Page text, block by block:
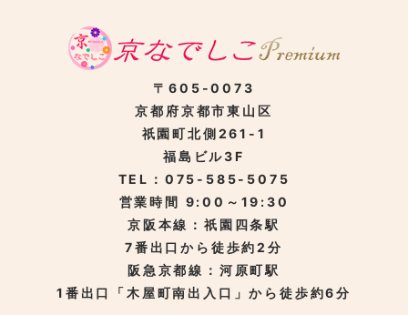
〒605-0073
京都府京都市東山区
祇園町北側261-1
福島ビル3F
TEL：075-585-5075
営業時間 9:00～19:30
京阪本線：祇園四条駅
7番出口から徒歩約2分
阪急京都線：河原町駅
1番出口「木屋町南出入口」から徒歩約6分